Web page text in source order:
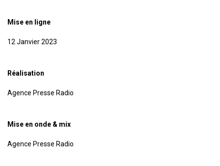
Mise en ligne
12 Janvier 2023
Réalisation
Agence Presse Radio
Mise en onde & mix
Agence Presse Radio